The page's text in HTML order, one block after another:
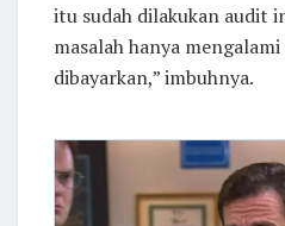
itu sudah dilakukan audit
masalah hanya
dibayarkan,” imbuhnya.